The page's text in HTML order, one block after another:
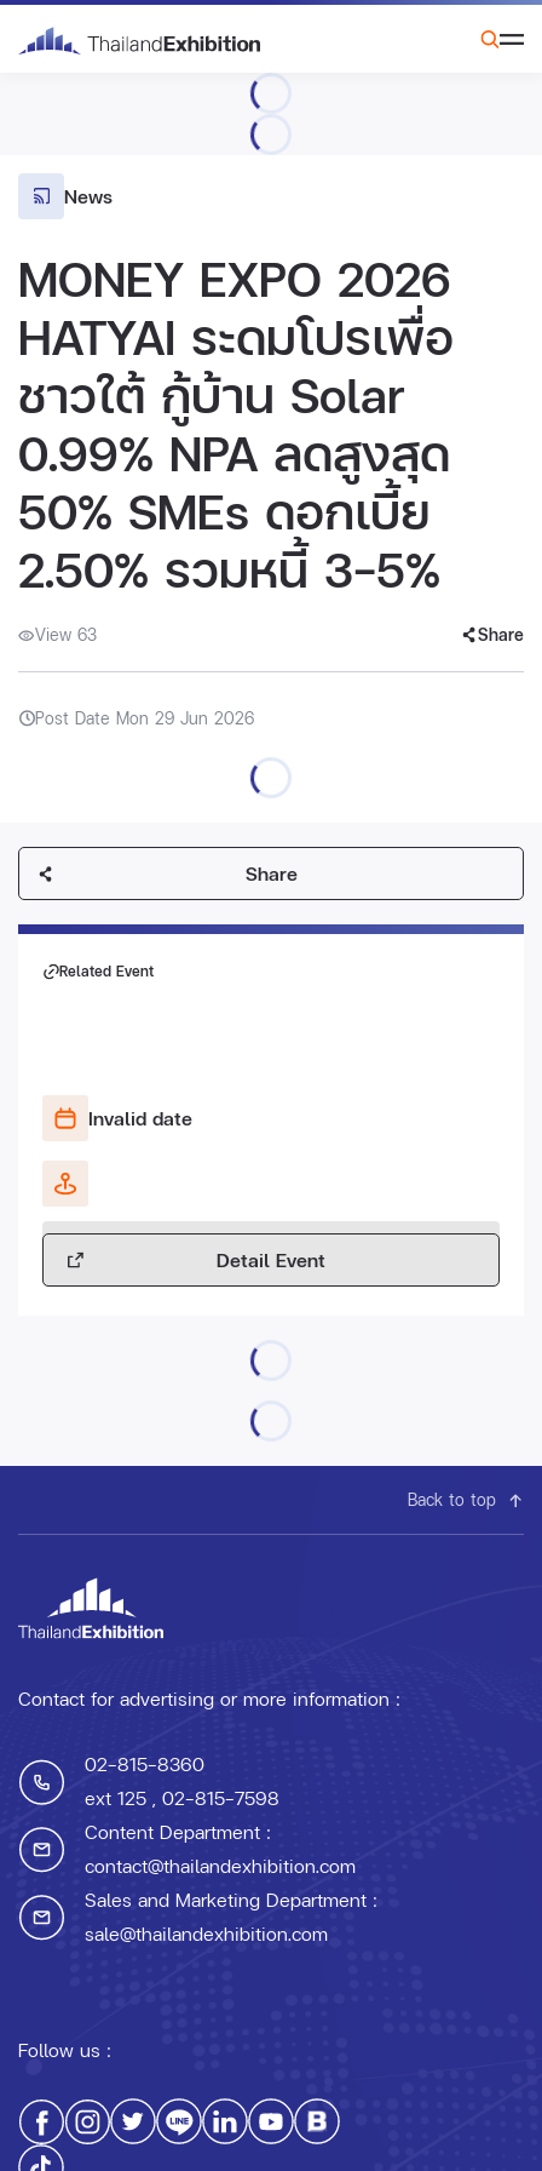
News
MONEY EXPO 2026
HATYAI ระดมโปรเพื่อ
ชาวใต้ กู้บ้าน Solar
0.99% NPA ลดสูงสุด
50% SMEs ดอกเบี้ย
2.50% รวมหนี้ 3-5%
View 63 Share
Post Date Mon 29 Jun 2026
Share
Related Event
Invalid date
Detail Event
Back to top
Contact for advertising or more information :
02-815-8360
ext 125 , 02-815-7598
Content Department :
contact@thailandexhibition.com
Sales and Marketing Department :
sale@thailandexhibition.com
Follow us :